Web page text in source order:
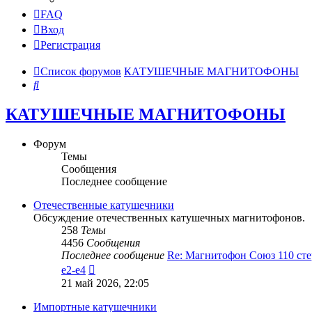
FAQ
Вход
Регистрация
Список форумов КАТУШЕЧНЫЕ МАГНИТОФОНЫ
Поиск
КАТУШЕЧНЫЕ МАГНИТОФОНЫ
Форум
Темы
Сообщения
Последнее сообщение
Отечественные катушечники
Обсуждение отечественных катушечных магнитофонов.
258 Темы
4456 Сообщения
Последнее сообщение Re: Магнитофон Союз 110
e2-e4
к
последнему
сообщению
21 май 2026, 22:05
Импортные катушечники